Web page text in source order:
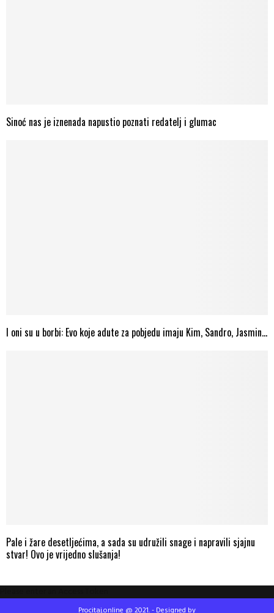
Sinoć nas je iznenada napustio poznati redatelj i glumac
I oni su u borbi: Evo koje adute za pobjedu imaju Kim, Sandro, Jasmin…
Pale i žare desetljećima, a sada su udružili snage i napravili sjajnu
stvar! Ovo je vrijedno slušanja!
Procitaj.online @ 2021. - Designed by